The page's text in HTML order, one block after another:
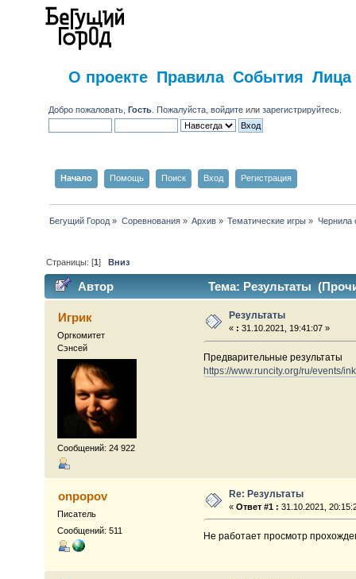
О проекте Правила События Лица
Добро пожаловать,Гость . Пожалуйста,войдите илизарегистрируйтесь
Начало Помощь Поиск Вход Регистрация
Бегущий Город » Соревнования» Архив » Тематические игры » Чернила
Страницы: [1]Вниз
Автор Тема: Результаты
Игрик
Оргкомитет
Сэнсей
Сообщений: 24 922
Результаты
« : 31.10.2021, 19:41:07 »
Предварительные результаты
https://www.runcity.org/ru/events/
onpopov
Писатель
Сообщений: 511
Re: Результаты
«Ответ #1 : 31.10.2021,
Не работает просмотр